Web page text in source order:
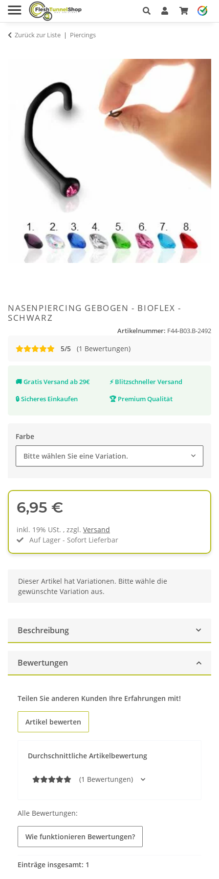
Zurück zur Liste Piercings
NASENPIERCING GEBOGEN - BIOFLEX -
SCHWARZ
Artikelnummer: F44-B03.B-2492
5/5 (1 Bewertungen)
🚚Gratis Versand ab 29€ ⚡ Blitzschneller Versand
🔒Sicheres Einkaufen 🏆 Premium Qualität
Farbe
Bitte wählen Sie eine Variation.
6,95 €
inkl. 19% USt. , zzgl. Versand
Auf Lager - Sofort Lieferbar
x
Dieser Artikel hat Variationen. Bitte wähle die
gewünschte Variation aus.
Beschreibung
Bewertungen
Durchschnittliche Artikelbewertung
(1 Bewertungen)
Teilen Sie anderen Kunden Ihre Erfahrungen mit!
Artikel bewerten
Alle Bewertungen:
Wie funktionieren Bewertungen?
Einträge insgesamt: 1